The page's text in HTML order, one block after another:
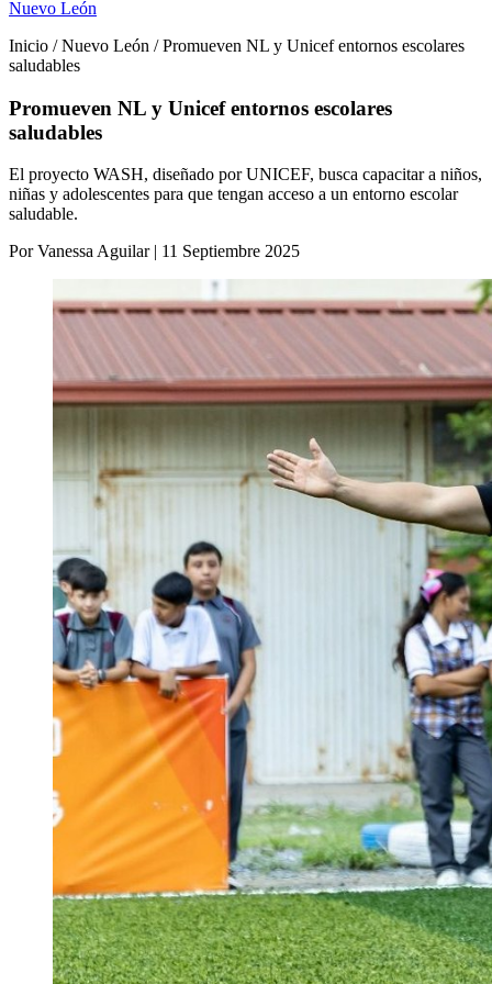
Nuevo León
Inicio / Nuevo León / Promueven NL y Unicef entornos escolares
saludables
Promueven NL y Unicef entornos escolares
saludables
El proyecto WASH, diseñado por UNICEF, busca capacitar a niños,
niñas y adolescentes para que tengan acceso a un entorno escolar
saludable.
Por Vanessa Aguilar | 11 Septiembre 2025